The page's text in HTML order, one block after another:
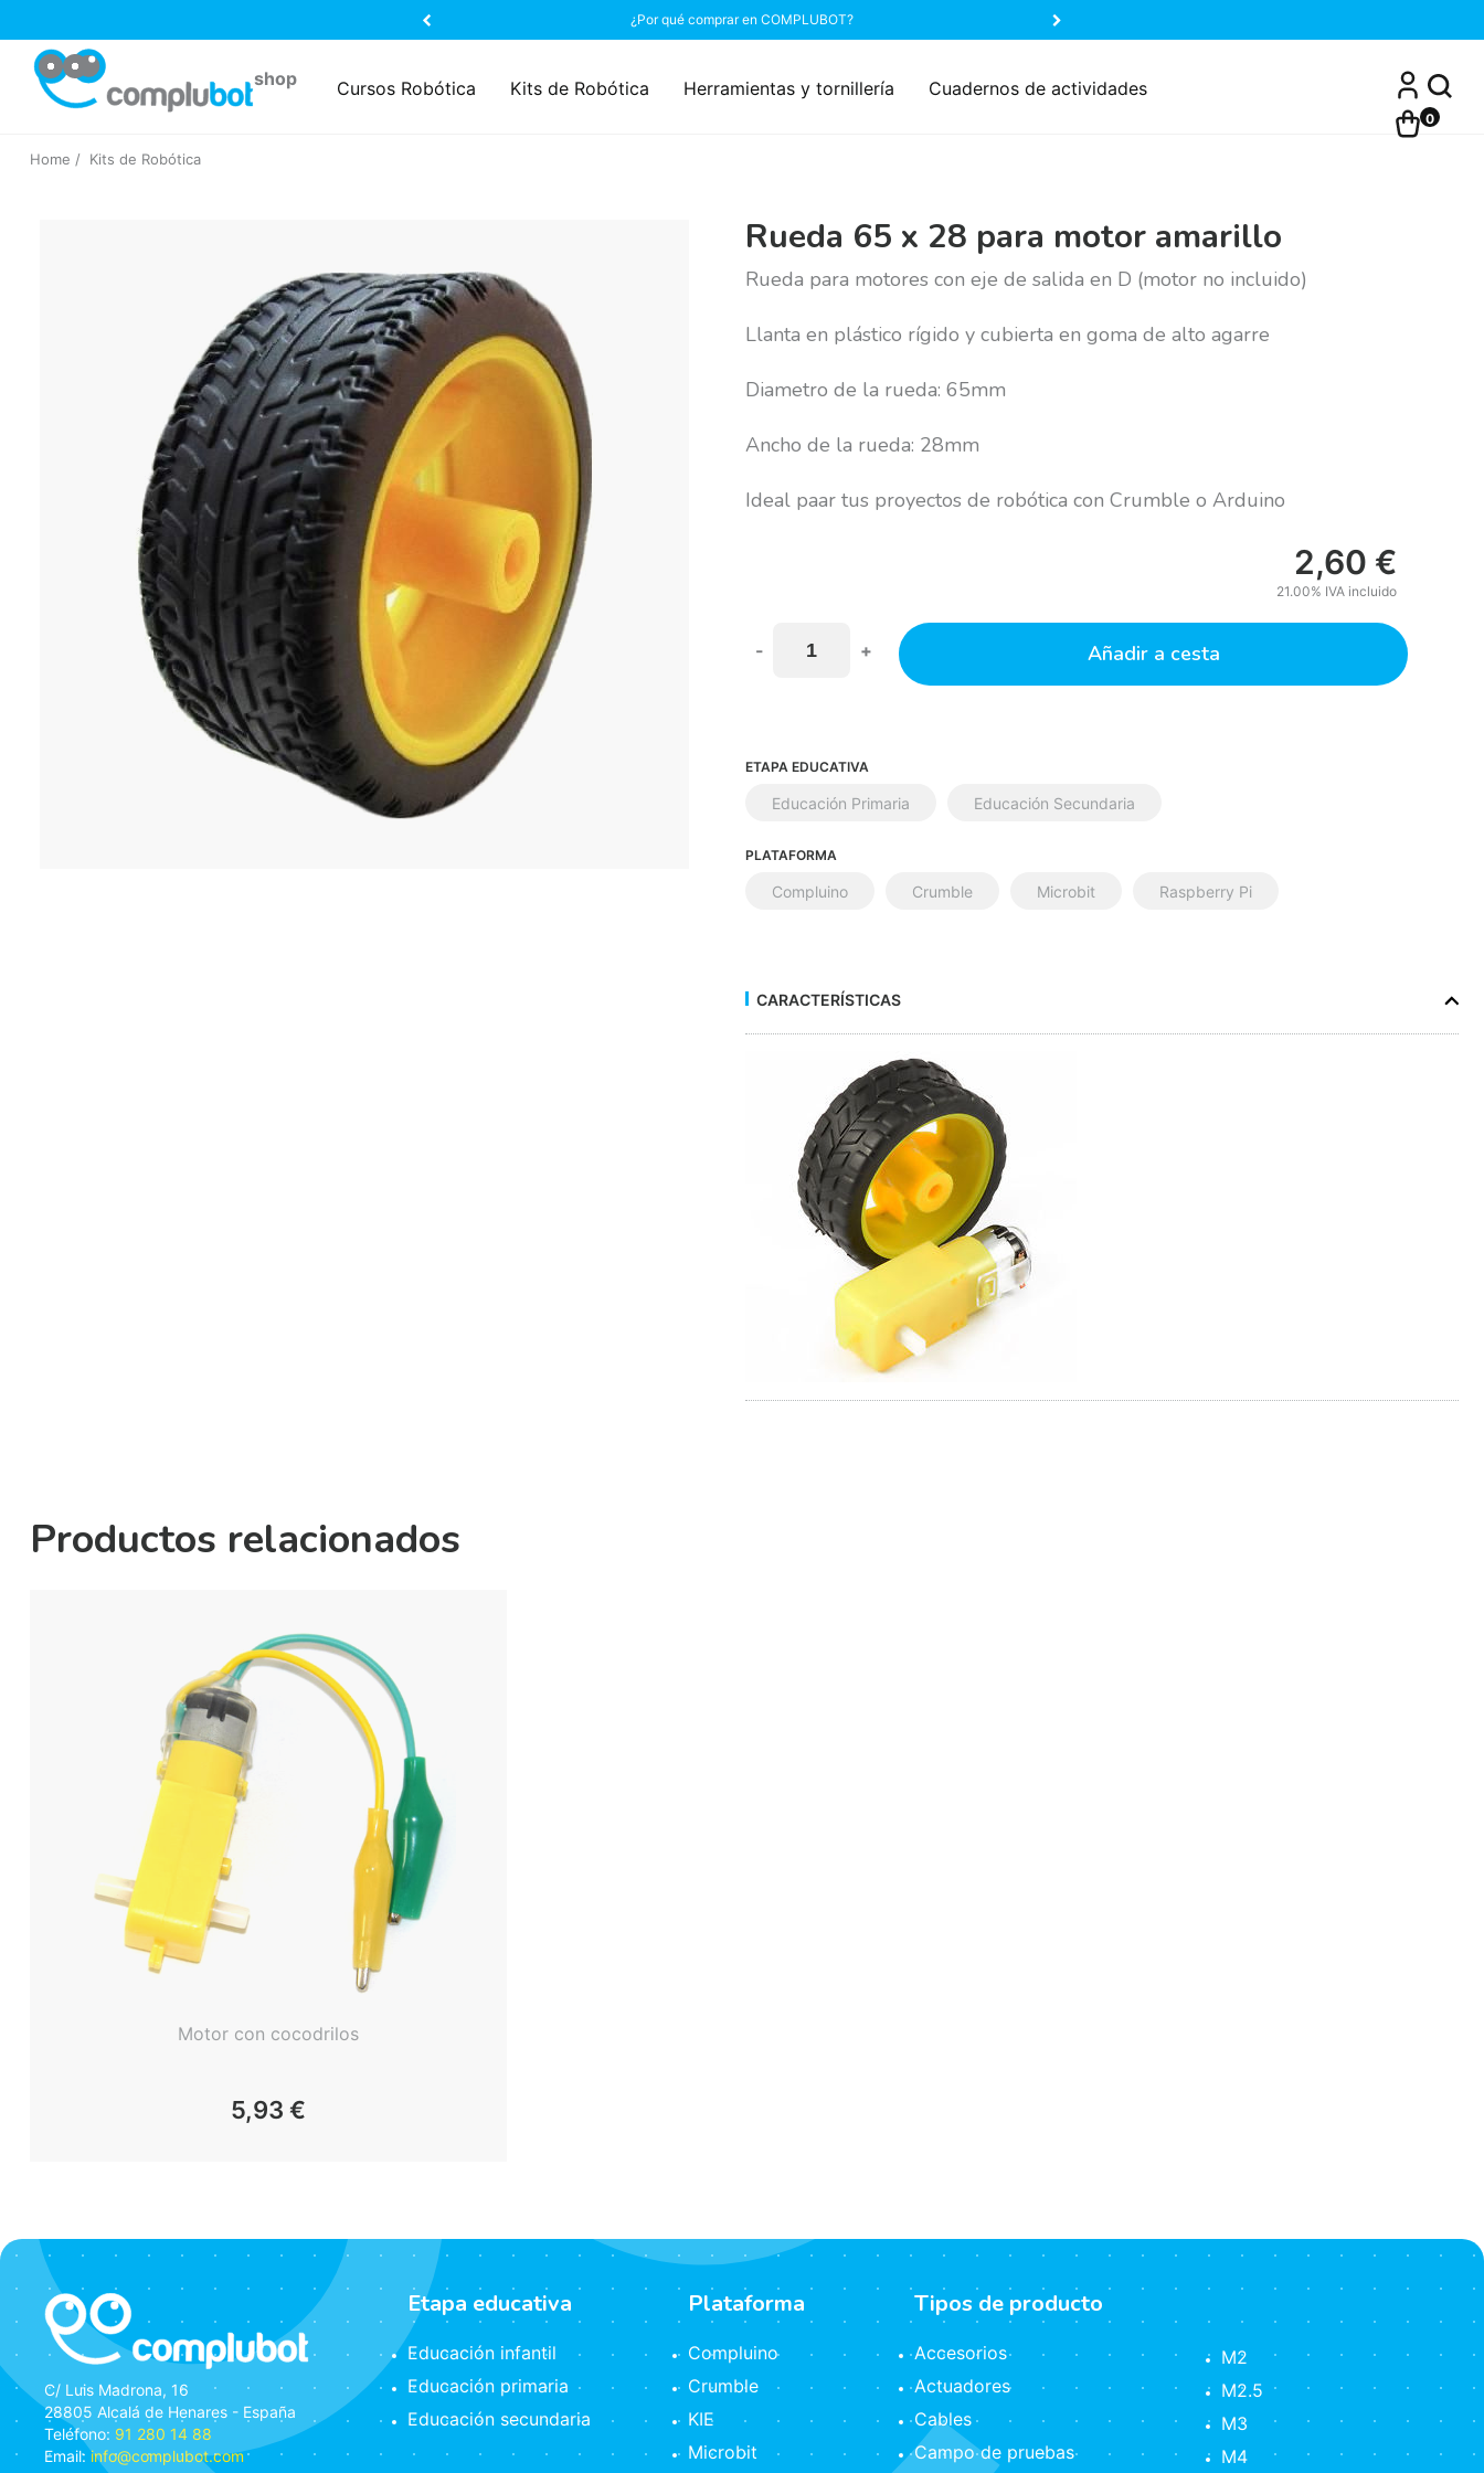
¿Por qué comprar en COMPLUBOT?
0
Cursos Robótica Kits de Robótica Herramientas y tornillería Cuadernos de actividades
Home Kits de Robótica
Rueda 65 x 28 para motor amarillo
Rueda para motores con eje de salida en D (motor no incluido)
Llanta en plástico rígido y cubierta en goma de alto agarre
Diametro de la rueda: 65mm
Ancho de la rueda: 28mm
Ideal paar tus proyectos de robótica con Crumble o Arduino
2,60 €
21.00% IVA incluido
- + Añadir a cesta
ETAPA EDUCATIVA
Educación Primaria Educación Secundaria
PLATAFORMA
Compluino Crumble Microbit Raspberry Pi
CARACTERÍSTICAS
Productos relacionados
Motor con cocodrilos
5,93 €
C/ Luis Madrona, 16
28805 Alcalá de Henares - España
Teléfono: 91 280 14 88
Email:info@complubot.com
Etapa educativa
Educación infantil
Educación primaria
Educación secundaria
Plataforma
Compluino
Crumble
KIE
Microbit
Tipos de producto
Accesorios
Actuadores
Cables
Campo de pruebas
M2
M2.5
M3
M4